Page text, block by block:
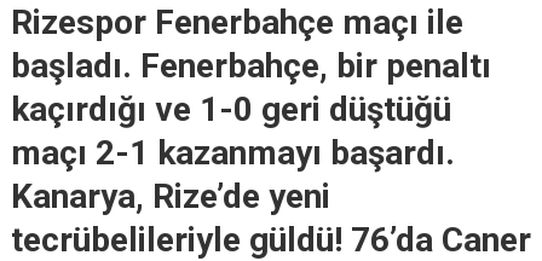
Rizespor Fenerbahçe maçı ile
başladı. Fenerbahçe, bir penaltı
kaçırdığı ve 1-0 geri düştüğü
maçı 2-1 kazanmayı başardı.
Kanarya, Rize’de yeni
tecrübelileriyle güldü! 76’da Caner